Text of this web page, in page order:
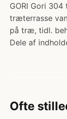
GORI Gori
træterrasse
på træ, tidl.
Dele af
Ofte